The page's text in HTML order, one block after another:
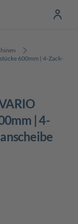
600mm | 4-Zack-
| 4-